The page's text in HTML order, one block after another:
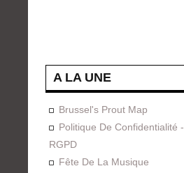
A LA UNE
Brussel's Prout Map
Politique De Confidentialité -
RGPD
Fête De La Musique